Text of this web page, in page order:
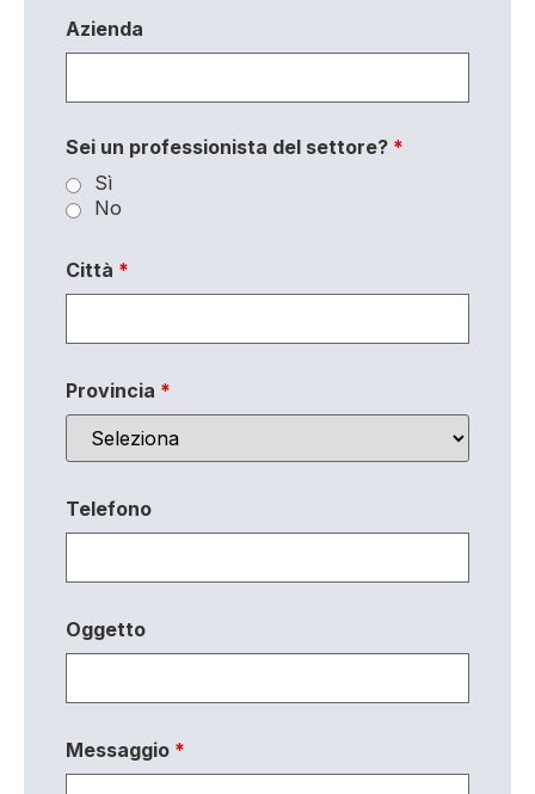
Azienda
Sei un professionista del settore? *
Sì
No
Città *
Provincia *
Telefono
Oggetto
Messaggio *